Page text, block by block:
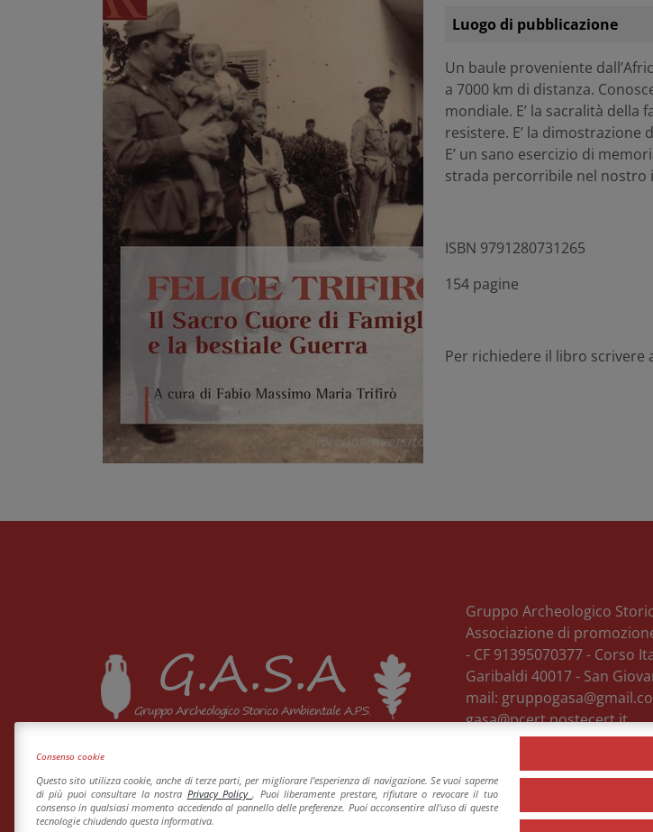
Luogo di pubblicazione
Un baule proveniente
a 7000 km di distanza.
mondiale. E’ la sacralità della
resistere. E’ la dimostrazione
E’ un sano esercizio di
strada percorribile nel nostro
ISBN 9791280731265
154 pagine
Per richiedere il libro scrivere
G.A.S.A
Gruppo Archeologico Storico Ambientale A.P.S.
Gruppo Archeologico
Associazione di
- CF 91395070377 - Corso
Garibaldi 40017- San
mail:
gasa@pcert.postecert.it
Consenso cookie
Questo sito utilizza cookie, anche di terze parti, per migliorare l'esperienza di navigazione. Se vuoi saperne
di più puoi consultare la nostra Privacy Policy. Puoi liberamente prestare, rifiutare o revocare il tuo
consenso in qualsiasi momento accedendo al pannello delle preferenze. Puoi acconsentire all'uso di queste
tecnologie chiudendo questa informativa.